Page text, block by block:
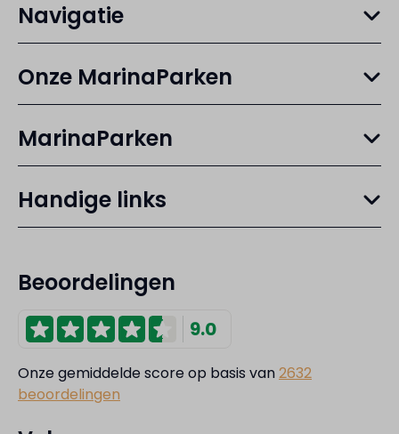
Navigatie
Onze MarinaParken
MarinaParken
Handige links
Beoordelingen
9.0
Onze gemiddelde score op basis van2632
beoordelingen